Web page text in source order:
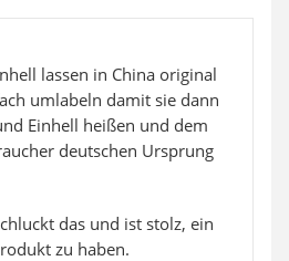
lassen in China original
umlabeln damit sie dann
Einhell heißen und dem
deutschen Ursprung
das und ist stolz, ein
zu haben.